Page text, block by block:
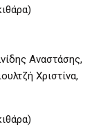
Αναστάσης,
Χριστίνα,